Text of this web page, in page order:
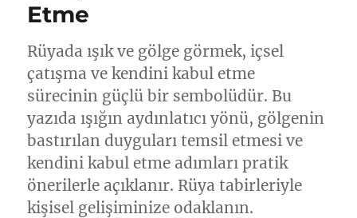
Etme
Rüyada ışık ve gölge görmek, içsel
çatışma ve kendini kabul etme
sürecinin güçlü bir sembolüdür. Bu
yazıda ışığın aydınlatıcı yönü, gölgenin
bastırılan duyguları temsil etmesi ve
kendini kabul etme adımları pratik
önerilerle açıklanır. Rüya tabirleriyle
kişisel gelişiminize odaklanın.